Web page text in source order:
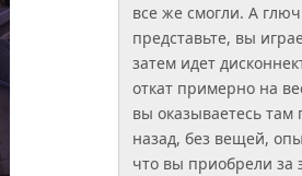
все же смогли. А
представьте, вы
затем идет
откат примерно на
вы оказываетесь там
назад, без вещей,
что вы приобрели за